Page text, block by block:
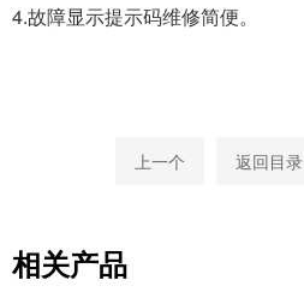
4.故障显示提示码维修简便。
上一个 返回目录
相关产品